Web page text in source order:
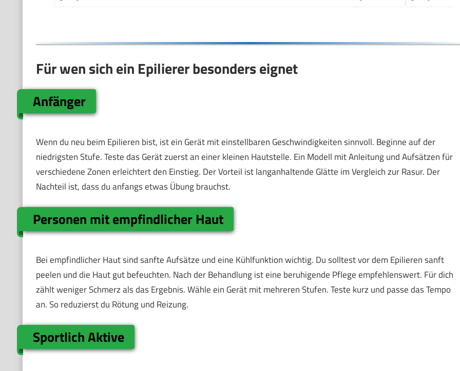
Für wen sich ein Epilierer besonders eignet
Anfänger
Wenn du neu beim Epilieren bist, ist ein Gerät mit einstellbaren Geschwindigkeiten sinnvoll. Beginne auf der
niedrigsten Stufe. Teste das Gerät zuerst an einer kleinen Hautstelle. Ein Modell mit Anleitung und Aufsätzen für
verschiedene Zonen erleichtert den Einstieg. Der Vorteil ist langanhaltende Glätte im Vergleich zur Rasur. Der
Nachteil ist, dass du anfangs etwas Übung brauchst.
Personen mit empfindlicher Haut
Bei empfindlicher Haut sind sanfte Aufsätze und eine Kühlfunktion wichtig. Du solltest vor dem Epilieren sanft
peelen und die Haut gut befeuchten. Nach der Behandlung ist eine beruhigende Pflege empfehlenswert. Für dich
zählt weniger Schmerz als das Ergebnis. Wähle ein Gerät mit mehreren Stufen. Teste kurz und passe das Tempo
an. So reduzierst du Rötung und Reizung.
Sportlich Aktive